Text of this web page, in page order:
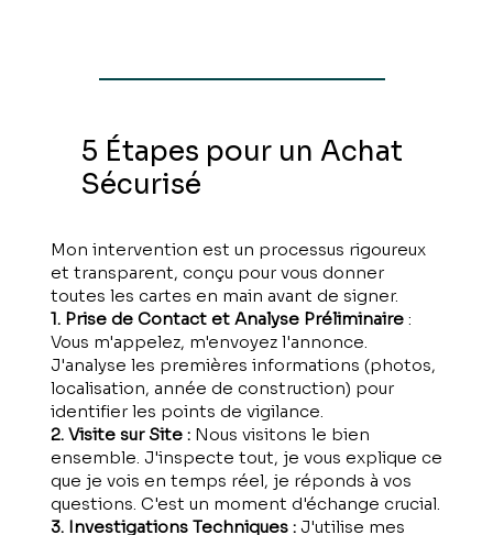
5 Étapes pour un Achat
Sécurisé
Mon intervention est un processus rigoureux
et transparent, conçu pour vous donner
toutes les cartes en main avant de signer.
1. Prise de Contact et Analyse Préliminaire:
Vous m'appelez, m'envoyez l'annonce.
J'analyse les premières informations (photos,
localisation, année de construction) pour
identifier les points de vigilance.
2. Visite sur Site :Nous visitons le bien
ensemble. J'inspecte tout, je vous explique ce
que je vois en temps réel, je réponds à vos
questions. C'est un moment d'échange crucial.
3. Investigations Techniques : J'utilise mes